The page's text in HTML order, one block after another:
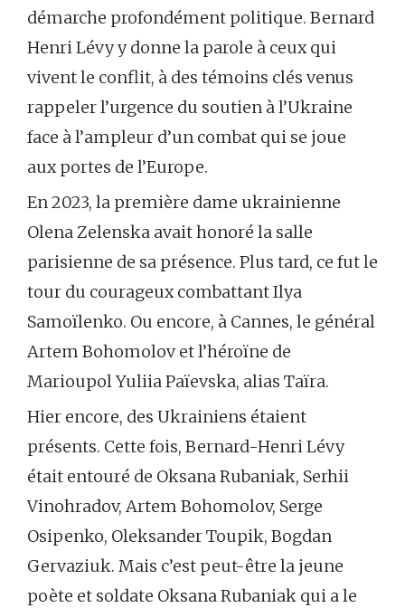
démarche profondément politique. Bernard
Henri Lévy y donne la parole à ceux qui
vivent le conflit, à des témoins clés venus
rappeler l’urgence du soutien à l’Ukraine
face à l’ampleur d’un combat qui se joue
aux portes de l’Europe.
En 2023, la première dame ukrainienne
Olena Zelenska avait honoré la salle
parisienne de sa présence. Plus tard, ce fut le
tour du courageux combattant Ilya
Samoïlenko. Ou encore, à Cannes, le général
Artem Bohomolov et l’héroïne de
Marioupol Yuliia Païevska, alias Taïra.
Hier encore, des Ukrainiens étaient
présents. Cette fois, Bernard-Henri Lévy
était entouré de Oksana Rubaniak, Serhii
Vinohradov, Artem Bohomolov, Serge
Osipenko, Oleksander Toupik, Bogdan
Gervaziuk. Mais c’est peut-être la jeune
poète et soldate Oksana Rubaniak qui a le